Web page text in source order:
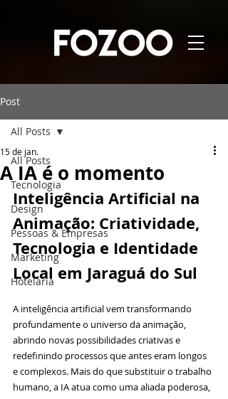
Post
All Posts
Tecnologia
Design
Pessoas & Empresas
Marketing
Hotelaria
All Posts
A IA é o momento
15 de jan.
Inteligência Artificial na
Animação: Criatividade,
Tecnologia e Identidade
Local em Jaraguá do Sul
A inteligência artificial vem transformando
profundamente o universo da animação,
abrindo novas possibilidades criativas e
redefinindo processos que antes eram longos
e complexos. Mais do que substituir o trabalho
humano, a IA atua como uma aliada poderosa,